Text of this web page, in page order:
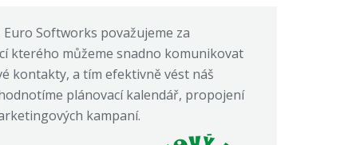
Softworks považujeme za
kterého můžeme snadno komunikovat
kontakty, a tím efektivně vést náš
plánovací kalendář, propojení
kampaní.